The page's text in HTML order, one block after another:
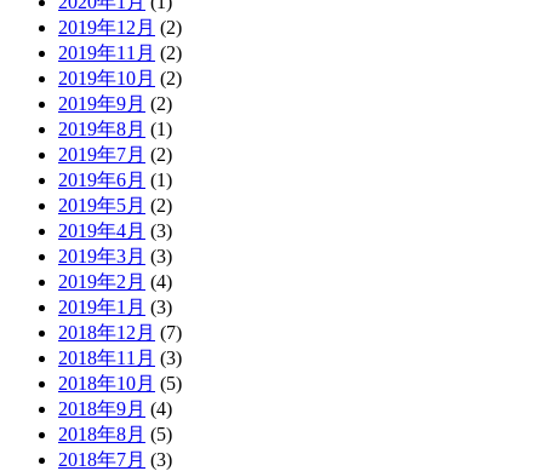
2019年12月 (2)
2019年11月 (2)
2019年10月 (2)
2019年9月 (2)
2019年8月 (1)
2019年7月 (2)
2019年6月 (1)
2019年5月 (2)
2019年4月 (3)
2019年3月 (3)
2019年2月 (4)
2019年1月 (3)
2018年12月 (7)
2018年11月 (3)
2018年10月 (5)
2018年9月 (4)
2018年8月 (5)
2018年7月 (3)